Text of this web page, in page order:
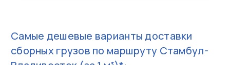
Самые дешевые варианты доставки
сборных грузов по маршруту Стамбул-